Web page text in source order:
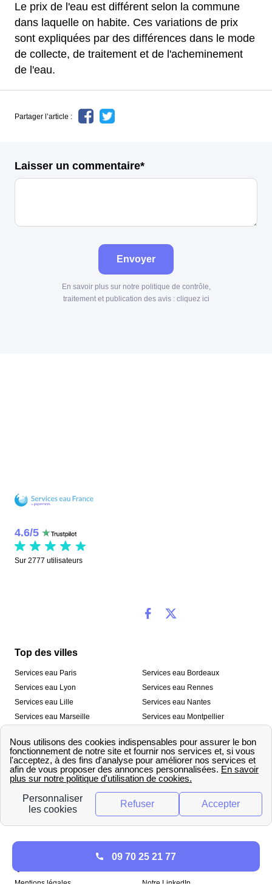
Le prix de l'eau est différent selon la commune
dans laquelle on habite. Ces variations de prix
sont expliquées par des différences dans le mode
de collecte, de traitement et de l'acheminement
de l'eau.
Partager l’article :
Laisser un commentaire*
Envoyer
En savoir plus sur notre politique de contrôle,
traitement et publication des avis : cliquez ici
4.6/5
Sur 2777 utilisateurs
Top des villes
Services eau Paris
Services eau Lyon
Services eau Lille
Services eau Marseille
Services eau Toulon
Services eau Bordeaux
Services eau Rennes
Services eau Nantes
Services eau Montpellier
Services eau Strasbourg
Nos outils
🛁 Simulateur consommation eau
💧 Comparer les fournisseurs
d’eau
Qui sommes-nous ?
Mentions légales
Notre LinkedIn
09 70 25 21 77